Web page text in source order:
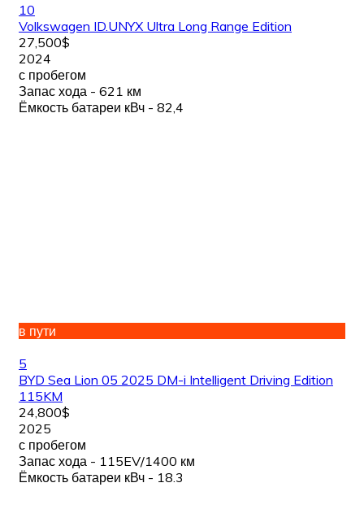
10
Volkswagen ID.UNYX Ultra Long Range Edition
27,500$
2024
с пробегом
Запас хода - 621 км
Ёмкость батареи кВч - 82,4
в пути
5
BYD Sea Lion 05 2025 DM-i Intelligent Driving Edition
115KM
24,800$
2025
с пробегом
Запас хода - 115EV/1400 км
Ёмкость батареи кВч - 18.3